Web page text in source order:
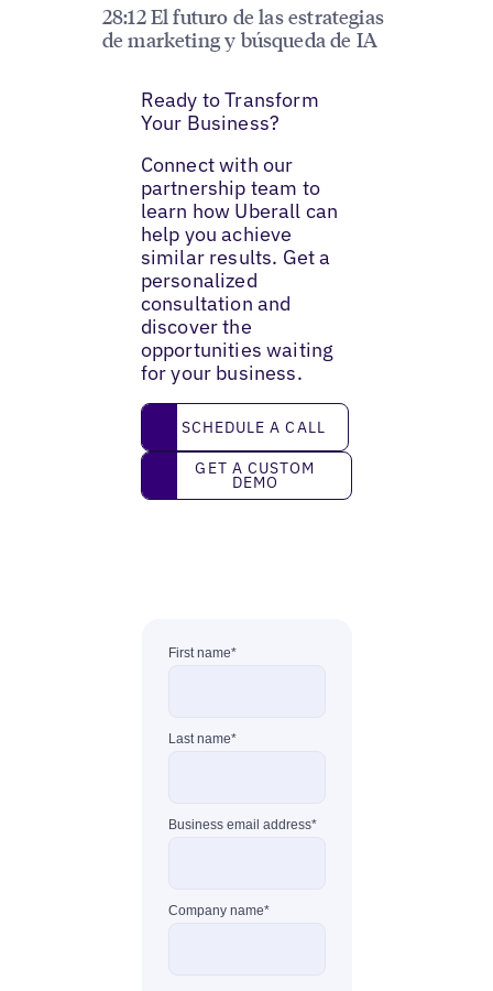
28:12 El futuro de las estrategias
de marketing y búsqueda de IA
Ready to Transform
Your Business?
Connect with our
partnership team to
learn how Uberall can
help you achieve
similar results. Get a
personalized
consultation and
discover the
opportunities waiting
for your business.
Schedule a call
SCHEDULE A CALL
Get a custom demo
GET A CUSTOM
DEMO